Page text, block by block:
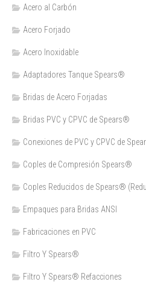
Acero al Carbón
Acero Forjado
Acero Inoxidable
Adaptadores Tanque Spears®
Bridas de Acero Forjadas
Bridas PVC y CPVC de Spears®
Conexiones de PVC y CPVC de
Coples de Compresión Spears®
Coples Reducidos de Spears®
Empaques para Bridas ANSI
Fabricaciones en PVC
Filtro Y Spears®
Filtro Y Spears® Refacciones